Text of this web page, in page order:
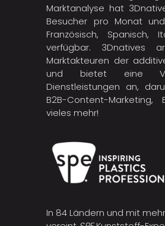
Marktanalyse hat
Besucher pro Monat
Französisch, Spanisch,
verfügbar. 3Dnatives
Marktakteuren der
und bietet eine
Dienstleistungen an,
B2B-Content-Marketing,
vieles mehr!
In 84 Ländern und mit